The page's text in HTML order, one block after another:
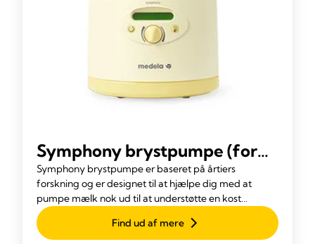
Symphony brystpumpe (for
sygehus og udlejning)
Symphony brystpumpe er baseret på årtiers
forskning og er designet til at hjælpe dig med at
pumpe mælk nok ud til at understøtte en kost
bestående af brystmælk til dit barn. Med enestående
komfort og maksimal effektivitet.
Find ud af mere